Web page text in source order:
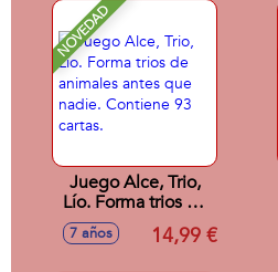
NOVEDAD
Juego Alce, Trio,
Lío. Forma trios de
animales antes que
nadie. Contiene 93
7 años 14,99 €